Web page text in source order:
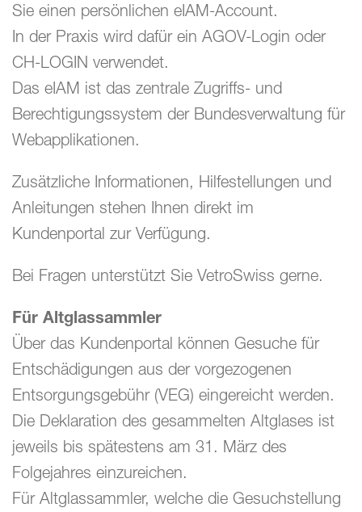
Sie einen persönlichen eIAM-Account.
In der Praxis wird dafür ein AGOV-Login oder
CH-LOGIN verwendet.
Das eIAM ist das zentrale Zugriffs- und
Berechtigungssystem der Bundesverwaltung für
Webapplikationen.
Zusätzliche Informationen, Hilfestellungen und
Anleitungen stehen Ihnen direkt im
Kundenportal zur Verfügung.
Bei Fragen unterstützt Sie VetroSwiss gerne.
Für Altglassammler
Über das Kundenportal können Gesuche für
Entschädigungen aus der vorgezogenen
Entsorgungsgebühr (VEG) eingereicht werden.
Die Deklaration des gesammelten Altglases ist
jeweils bis spätestens am 31. März des
Folgejahres einzureichen.
Für Altglassammler, welche die Gesuchstellung